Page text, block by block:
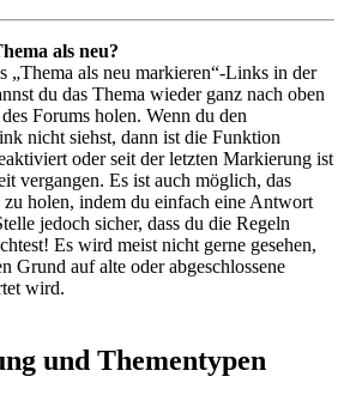
als neu?
„Thema als neu markieren“-Links in der
du das Thema wieder ganz nach oben
Forums holen. Wenn du den
nicht siehst, dann ist die Funktion
oder seit der letzten Markierung ist
vergangen. Es ist auch möglich, das
zu holen, indem du einfach eine Antwort
jedoch sicher, dass du die Regeln
Es wird meist nicht gerne gesehen,
Grund auf alte oder abgeschlossene
wird.
und Thementypen